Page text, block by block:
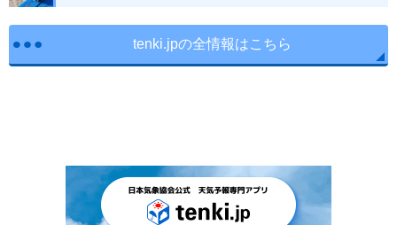
tenki.jpの全情報はこちら